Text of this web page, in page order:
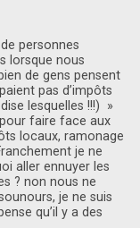
personnes
lorsque nous
de gens pensent
pas d’impôts
lesquelles !!!) »
faire face aux
locaux, ramonage
je ne
aller ennuyer les
? non nous ne
je ne suis
qu’il y a des